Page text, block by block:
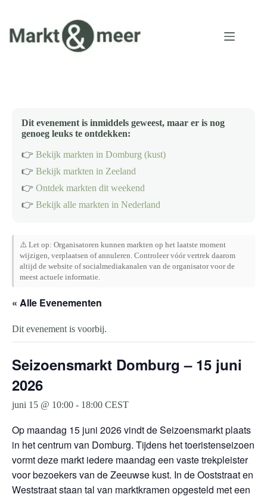
inhoud
Dit evenement is inmiddels geweest, maar er is nog
genoeg leuks te ontdekken:
👉 Bekijk markten in Domburg (kust)
👉 Bekijk markten in Zeeland
👉 Ontdek markten dit weekend
👉 Bekijk alle markten in Nederland
⚠️ Let op: Organisatoren kunnen markten op het laatste moment
wijzigen, verplaatsen of annuleren. Controleer vóór vertrek daarom
altijd de website of socialmediakanalen van de organisator voor de
meest actuele informatie.
« Alle Evenementen
Dit evenement is voorbij.
Seizoensmarkt Domburg – 15 juni
2026
juni 15 @ 10:00 - 18:00 CEST
Op maandag 15 juni 2026 vindt de Seizoensmarkt plaats
in het centrum van Domburg. Tijdens het toeristenseizoen
vormt deze markt iedere maandag een vaste trekpleister
voor bezoekers van de Zeeuwse kust. In de Ooststraat en
Weststraat staan tal van marktkramen opgesteld met een